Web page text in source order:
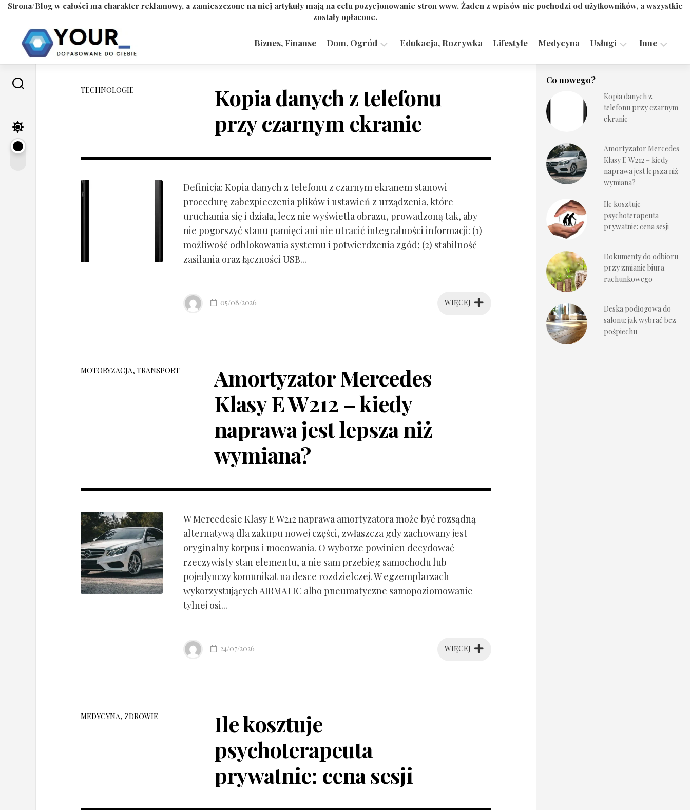
Strona/Blog w całości ma charakter reklamowy, a zamieszczone na niej artykuły mają na celu pozycjonowanie stron www. Żaden z wpisów nie pochodzi od użytkowników, a wszystkie
zostały opłacone.
content
Biznes, Finanse Dom, Ogród Edukacja, Rozrywka Lifestyle Medycyna Usługi
Technologie
Inne
TECHNOLOGIE
Kopia danych z telefonu
przy czarnym ekranie
Definicja: Kopia danych z telefonu z czarnym ekranem stanowi
procedurę zabezpieczenia plików i ustawień z urządzenia, które
uruchamia się i działa, lecz nie wyświetla obrazu, prowadzoną tak, aby
nie pogorszyć stanu pamięci ani nie utracić integralności informacji: (1)
możliwość odblokowania systemu i potwierdzenia zgód; (2) stabilność
zasilania oraz łączności USB...
WIĘCEJ
05/08/2026
MOTORYZACJA, TRANSPORT
Amortyzator Mercedes
Klasy E W212 – kiedy
naprawa jest lepsza niż
wymiana?
W Mercedesie Klasy E W212 naprawa amortyzatora może być rozsądną
alternatywą dla zakupu nowej części, zwłaszcza gdy zachowany jest
oryginalny korpus i mocowania. O wyborze powinien decydować
rzeczywisty stan elementu, a nie sam przebieg samochodu lub
pojedynczy komunikat na desce rozdzielczej. W egzemplarzach
wykorzystujących AIRMATIC albo pneumatyczne samopoziomowanie
tylnej osi...
WIĘCEJ
24/07/2026
MEDYCYNA, ZDROWIE
Ile kosztuje
psychoterapeuta
prywatnie: cena sesji
Co nowego?
Kopia danych z
telefonu przy czarnym
ekranie
Amortyzator Mercedes
Klasy E W212 – kiedy
naprawa jest lepsza niż
wymiana?
Ile kosztuje
psychoterapeuta
prywatnie: cena sesji
Dokumenty do odbioru
przy zmianie biura
rachunkowego
Deska podłogowa do
salonu: jak wybrać bez
pośpiechu